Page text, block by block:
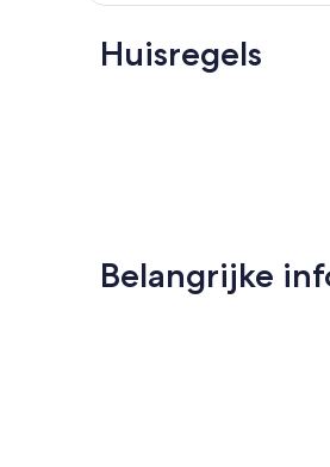
beoordelingen)
Huisregels
Belangrijke